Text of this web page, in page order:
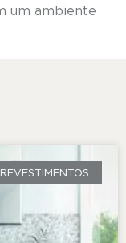
um ambiente
REVESTIMENTOS